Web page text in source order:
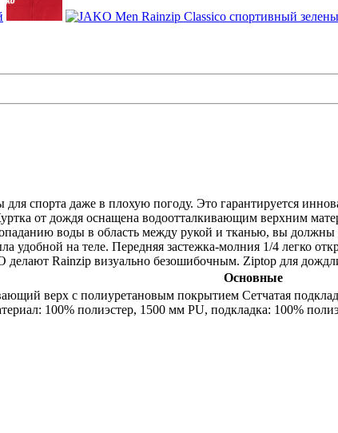
спорта даже в плохую погоду. Это гарантируется
от дождя оснащена водоотталкивающим верхним
воды в область между рукой и тканью, вы должны
удобной на теле. Передняя застежка-молния 1/4 легко
Rainzip визуально безошибочным. Ziptop для
Основные
верх с полиуретановым покрытием Сетчатая
100% полиэстер, 1500 мм PU, подкладка: 100%